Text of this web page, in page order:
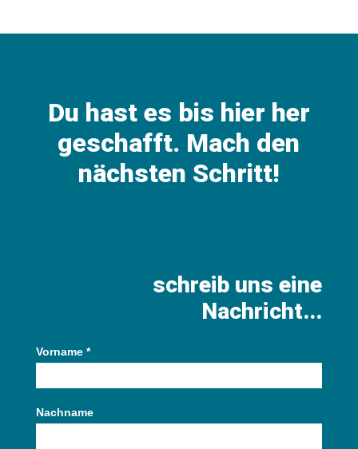
Du hast es bis hier her
geschafft. Mach den
nächsten Schritt!
schreib uns eine
Nachricht...
Contact
Us
Vorname *
Nachname